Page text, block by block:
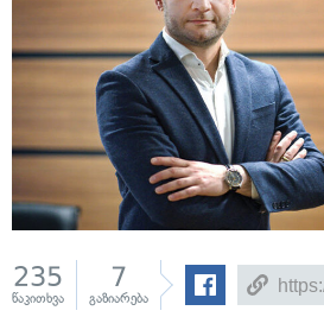
235
წაკითხვა
7
გაზიარება